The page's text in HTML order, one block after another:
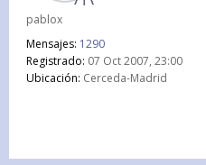
pablox
Mensajes: 1290
Registrado: 07 Oct 2007, 23:00
Ubicación: Cerceda-Madrid